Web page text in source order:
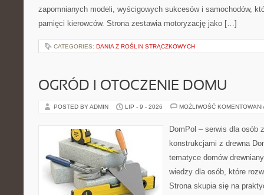
zapomnianych modeli, wyścigowych sukcesów i samochodów,
pamięci kierowców. Strona zestawia motoryzację jako […]
CATEGORIES: DANIA Z ROŚLIN STRĄCZKOWYCH
OGRÓD I OTOCZENIE DOMU
POSTED BY ADMIN LIP - 9 - 2026 MOŻLIWOŚĆ
DomPol – serwis dla osób
konstrukcjami z drewna
tematyce domów
wiedzy dla osób, które
Strona skupia się na